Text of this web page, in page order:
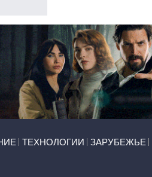
ТЕХНОЛОГИИ ЗАРУБЕЖЬЕ